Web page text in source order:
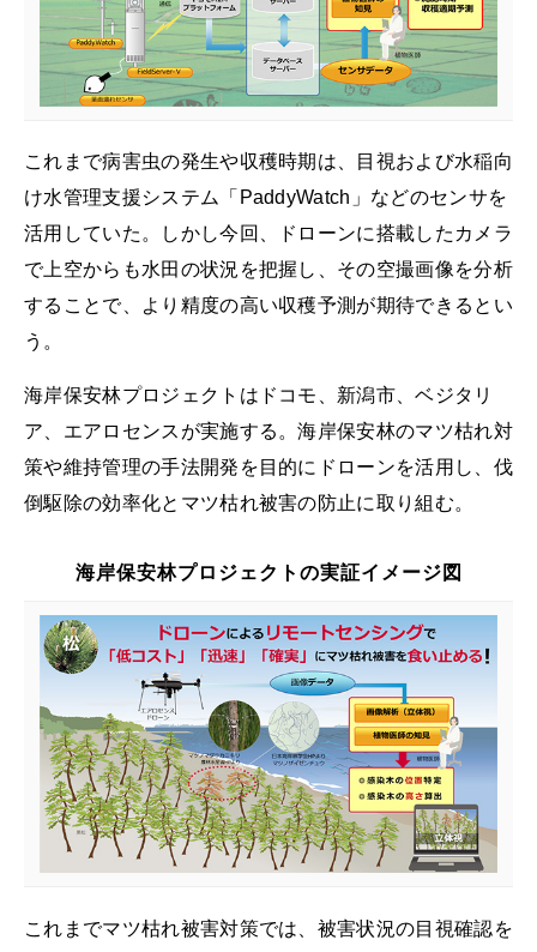
これまで病害虫の発生や収穫時期は、目視および水稲向
け水管理支援システム「PaddyWatch」などのセンサを
活用していた。しかし今回、ドローンに搭載したカメラ
で上空からも水田の状況を把握し、その空撮画像を分析
することで、より精度の高い収穫予測が期待できるとい
う。
海岸保安林プロジェクトはドコモ、新潟市、ベジタリ
ア、エアロセンスが実施する。海岸保安林のマツ枯れ対
策や維持管理の手法開発を目的にドローンを活用し、伐
倒駆除の効率化とマツ枯れ被害の防止に取り組む。
海岸保安林プロジェクトの実証イメージ図
これまでマツ枯れ被害対策では、被害状況の目視確認を